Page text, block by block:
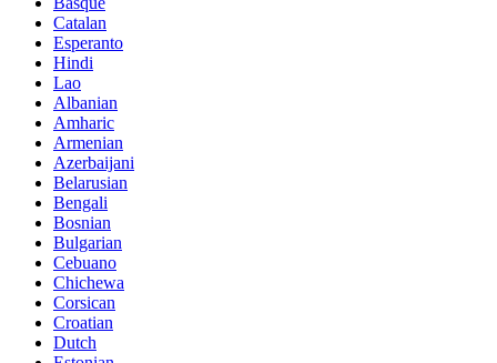
Catalan
Esperanto
Hindi
Lao
Albanian
Amharic
Armenian
Azerbaijani
Belarusian
Bengali
Bosnian
Bulgarian
Cebuano
Chichewa
Corsican
Croatian
Dutch